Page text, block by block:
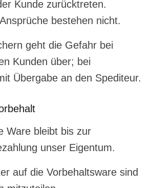
Kunde zurücktreten.
bestehen nicht.
geht die Gefahr bei
Kunden über; bei
Übergabe an den Spediteur.
Ware bleibt bis zur
unser Eigentum.
auf die Vorbehaltsware sind